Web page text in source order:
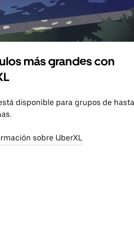
más grandes con
disponible para grupos de hasta
sobre UberXL